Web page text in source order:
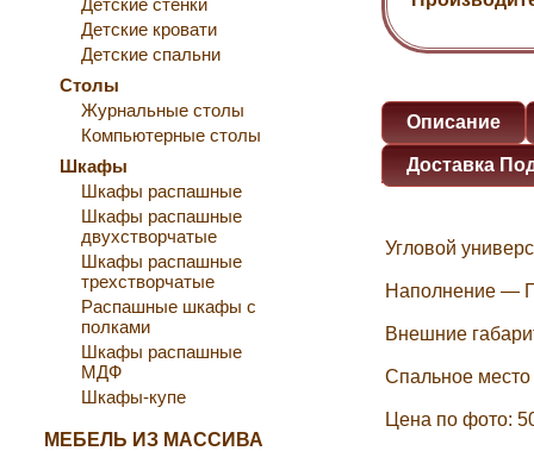
Детские стенки
Детские кровати
Детские спальни
Столы
Журнальные столы
Компьютерные столы
Шкафы
Шкафы распашные
Шкафы распашные
двухстворчатые
Шкафы распашные
трехстворчатые
Распашные шкафы с
полками
Шкафы распашные
МДФ
Шкафы-купе
МЕБЕЛЬ ИЗ МАССИВА
Описание
Доставка
Угловой
Наполнение —
Внешние
Спальное
Цена по фото: